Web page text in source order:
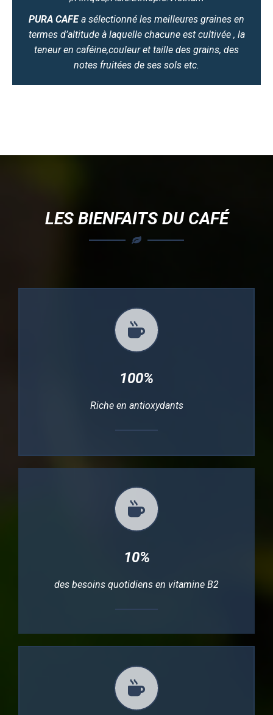
PURA CAFEa sélectionné les meilleures graines en
termes d’altitude à laquelle chacune est cultivée , la
teneur en caféine,couleur et taille des grains, des
notes fruitées de ses sols etc.
LES BIENFAITS DU CAFÉ
100%
Riche en antioxydants
10%
des besoins quotidiens en vitamine B2